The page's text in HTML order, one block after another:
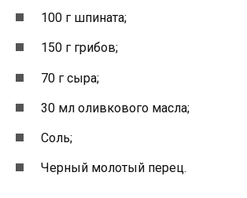
100 г шпината;
150 г грибов;
70 г сыра;
30 мл оливкового масла;
Соль;
Черный молотый перец.